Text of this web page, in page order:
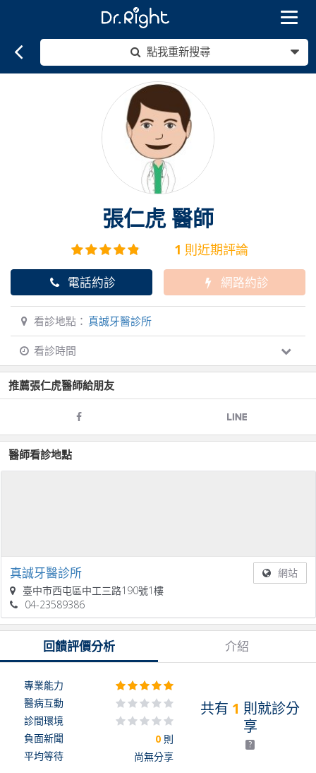
Toggle
點我重新搜尋
張仁虎 醫師
1 則近期評論
電話約診 網路約診
看診地點： 真誠牙醫診所
看診時間
推薦張仁虎醫師給朋友
醫師看診地點
真誠牙醫診所
網站
臺中市西屯區中工三路190號1樓
04-23589386
回饋評價分析 介紹
共有 1 則就診分
享
?
專業能力
醫病互動
診間環境
負面新聞
0 則
平均等待
尚無分享